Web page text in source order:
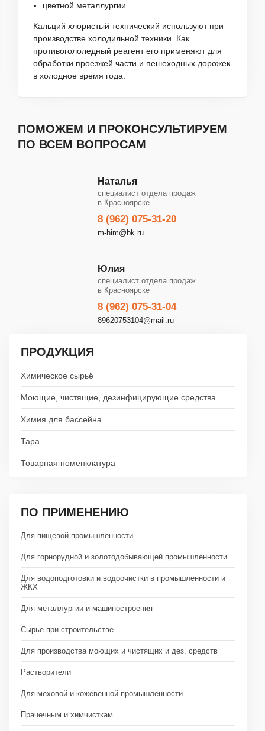
цветной металлургии.
Кальций хлористый технический используют при
производстве холодильной техники. Как
противогололедный реагент его применяют для
обработки проезжей части и пешеходных дорожек
в холодное время года.
ПОМОЖЕМ И ПРОКОНСУЛЬТИРУЕМ
ПО ВСЕМ ВОПРОСАМ
Наталья
специалист отдела продаж
в Красноярске
8 (962) 075-31-20
m-him@bk.ru
Юлия
специалист отдела продаж
в Красноярске
8 (962) 075-31-04
89620753104@mail.ru
ПРОДУКЦИЯ
Химическое сырьё
Моющие, чистящие, дезинфицирующие средства
Химия для бассейна
Тара
Товарная номенклатура
ПО ПРИМЕНЕНИЮ
Для пищевой промышленности
Для горнорудной и золотодобывающей промышленности
Для водоподготовки и водоочистки в промышленности и
ЖКХ
Для металлургии и машиностроения
Сырье при строительстве
Для производства моющих и чистящих и дез. средств
Растворители
Для меховой и кожевенной промышленности
Прачечным и химчисткам